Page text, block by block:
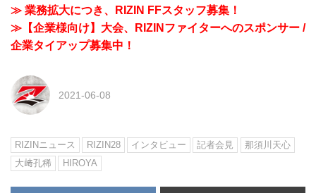
≫ 業務拡大につき、RIZIN FFスタッフ募集！
≫【企業様向け】大会、RIZINファイターへのスポンサー /
企業タイアップ募集中！
2021-06-08
RIZINニュース RIZIN28 インタビュー 記者会見
那須川天心
大﨑孔稀
HIROYA